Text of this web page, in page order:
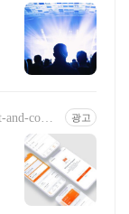
comp
광고